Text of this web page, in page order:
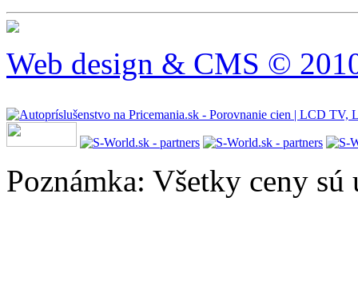
Web design & CMS ©
Poznámka: Všetky ceny sú